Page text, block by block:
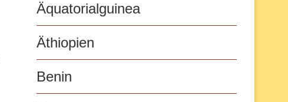
Äquatorialguinea
Äthiopien
Benin